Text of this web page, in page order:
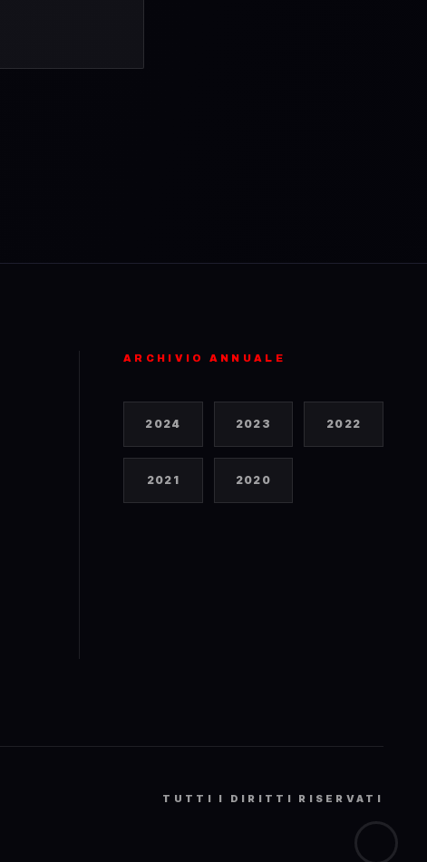
ARCHIVIO ANNUALE
2024 2023 2022
2021 2020
TUTTI I DIRITTI RISERVATI